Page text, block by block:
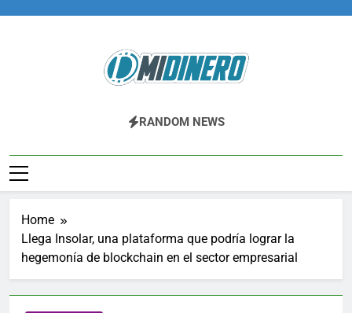
Midinero.co
Fintech, Criptomonedas
RANDOM NEWS
Home
Llega Insolar, una plataforma que podría lograr la
hegemonía de blockchain en el sector empresarial